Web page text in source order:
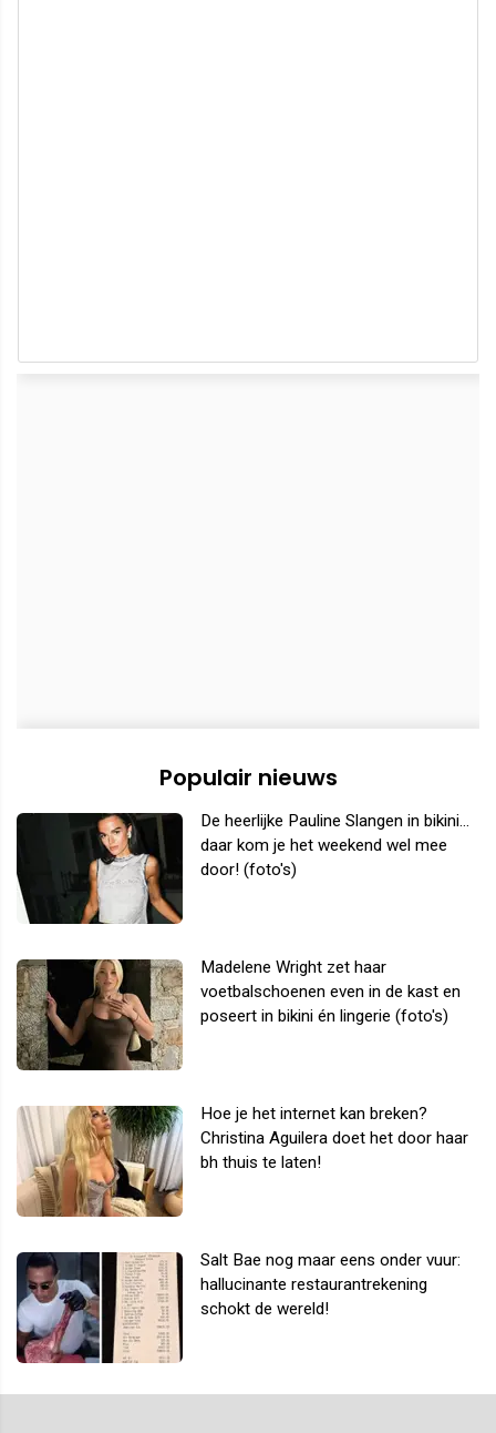
Populair nieuws
De heerlijke Pauline Slangen in bikini...
daar kom je het weekend wel mee
door! (foto's)
Madelene Wright zet haar
voetbalschoenen even in de kast en
poseert in bikini én lingerie (foto's)
Hoe je het internet kan breken?
Christina Aguilera doet het door haar
bh thuis te laten!
Salt Bae nog maar eens onder vuur:
hallucinante restaurantrekening
schokt de wereld!